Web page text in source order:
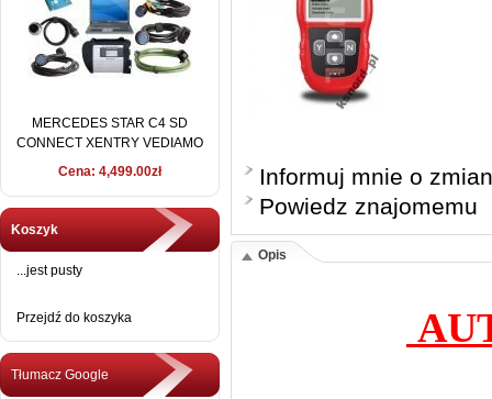
MERCEDES STAR C4 SD
CONNECT XENTRY VEDIAMO
2016 + DELL D630
Cena: 4,499.00zł
Koszyk
...jest pusty
Przejdź do koszyka
Tłumacz Google
Informuj mnie o
Powiedz znajomemu
Opis